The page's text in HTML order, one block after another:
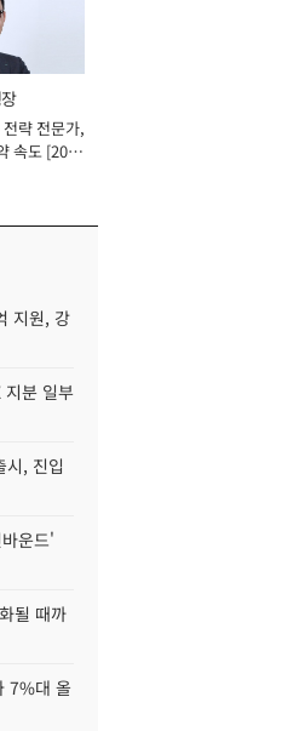
략 전문가,
속도 [2026
지원, 강
지분 일부
, 진입
운드'
될 때까
7%대 올